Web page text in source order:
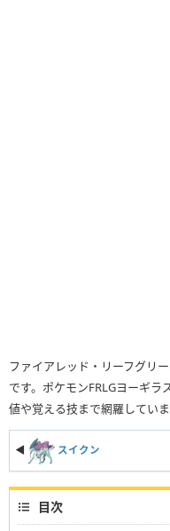
ファイアレッド・リーフグリ
です。ポケモンFRLGヨーギ
値や覚える技まで網羅していま
◀ スイクン
目次